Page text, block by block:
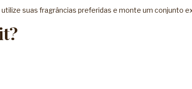
suas fragrâncias preferidas e monte um conjunto